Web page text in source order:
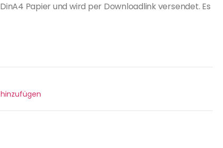
Papier und wird per Downloadlink versendet. Es